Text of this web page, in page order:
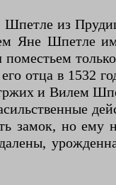
из
Яне Шпетле
отца в 1532
и Вилем
но ему